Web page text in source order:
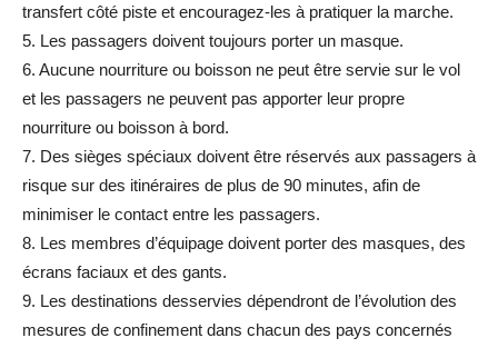
transfert côté piste et encouragez-les à pratiquer la marche.
5. Les passagers doivent toujours porter un masque.
6. Aucune nourriture ou boisson ne peut être servie sur le vol
et les passagers ne peuvent pas apporter leur propre
nourriture ou boisson à bord.
7. Des sièges spéciaux doivent être réservés aux passagers à
risque sur des itinéraires de plus de 90 minutes, afin de
minimiser le contact entre les passagers.
8. Les membres d’équipage doivent porter des masques, des
écrans faciaux et des gants.
9. Les destinations desservies dépendront de l’évolution des
mesures de confinement dans chacun des pays concernés